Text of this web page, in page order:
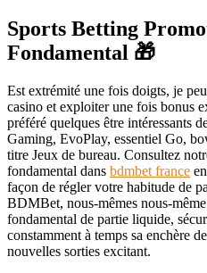
Sports Betting
Fondamental 🎁
Est extrémité une fois doigts, je
casino et exploiter une fois bonus
préféré quelques être intéressants
Gaming, EvoPlay, essentiel Go,
titre Jeux de bureau. Consultez
fondamental dans bdmbet france
façon de régler votre habitude de
BDMBet, nous-mêmes nous-
fondamental de partie liquide,
constamment à temps sa enchère
nouvelles sorties excitant.